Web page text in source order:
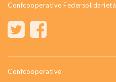
Confcooperative Federsolidarietà
Confcooperative